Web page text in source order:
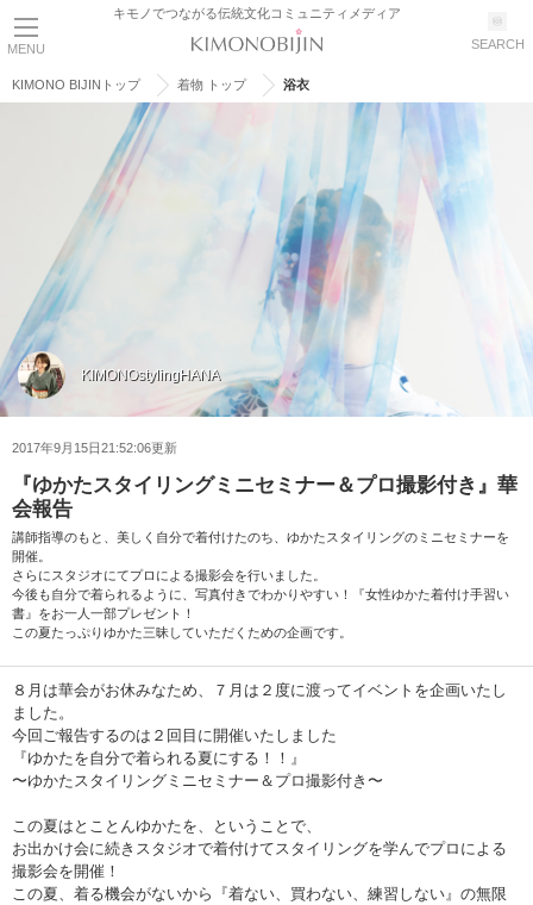
MENU
キモノでつながる伝統文化コミュニティメディア
SEARCH
KIMONO BIJINトップ 着物 トップ 浴衣
KIMONOstylingHANA
2017年9月15日21:52:06更新
『ゆかたスタイリングミニセミナー＆プロ撮影付き』華
会報告
講師指導のもと、美しく自分で着付けたのち、ゆかたスタイリングのミニセミナーを
開催。
さらにスタジオにてプロによる撮影会を行いました。
今後も自分で着られるように、写真付きでわかりやすい！『女性ゆかた着付け手習い
書』をお一人一部プレゼント！
この夏たっぷりゆかた三昧していただくための企画です。
８月は華会がお休みなため、７月は２度に渡ってイベントを企画いたし
ました。
今回ご報告するのは２回目に開催いたしました
『ゆかたを自分で着られる夏にする！！』
〜ゆかたスタイリングミニセミナー＆プロ撮影付き〜
この夏はとことんゆかたを、ということで、
お出かけ会に続きスタジオで着付けてスタイリングを学んでプロによる
撮影会を開催！
この夏、着る機会がないから『着ない、買わない、練習しない』の無限